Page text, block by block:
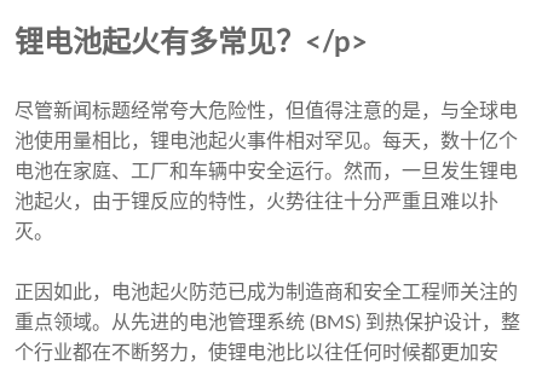
锂电池起火有多常见？</p>
尽管新闻标题经常夸大危险性，但值得注意的是，与全球电
池使用量相比，锂电池起火事件相对罕见。每天，数十亿个
电池在家庭、工厂和车辆中安全运行。然而，一旦发生锂电
池起火，由于锂反应的特性，火势往往十分严重且难以扑
灭。
正因如此，电池起火防范已成为制造商和安全工程师关注的
重点领域。从先进的电池管理系统 (BMS) 到热保护设计，整
个行业都在不断努力，使锂电池比以往任何时候都更加安